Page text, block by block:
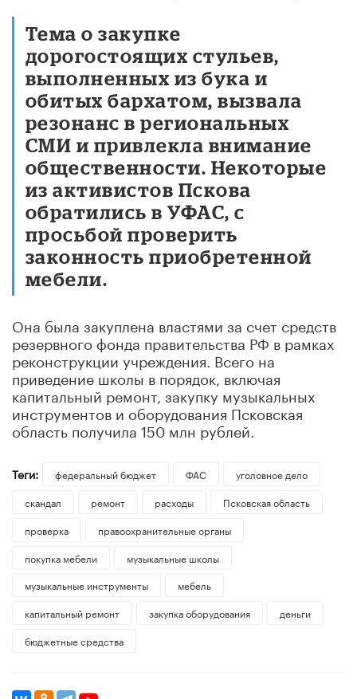
Тема о закупке
дорогостоящих стульев,
выполненных из бука и
обитых бархатом, вызвала
резонанс в региональных
СМИ и привлекла внимание
общественности. Некоторые
из активистов Пскова
обратились в УФАС, с
просьбой проверить
законность приобретенной
мебели.
Она была закуплена властями за счет средств
резервного фонда правительства РФ в рамках
реконструкции учреждения. Всего на
приведение школы в порядок, включая
капитальный ремонт, закупку музыкальных
инструментов и оборудования Псковская
область получила 150 млн рублей.
Теги: федеральный бюджет ФАС
уголовное дело
скандал
ремонт расходы
Псковская область
проверка
правоохранительные органы
покупка мебели
музыкальные школы
музыкальные инструменты
мебель
капитальный ремонт
закупка оборудования
деньги
бюджетные средства